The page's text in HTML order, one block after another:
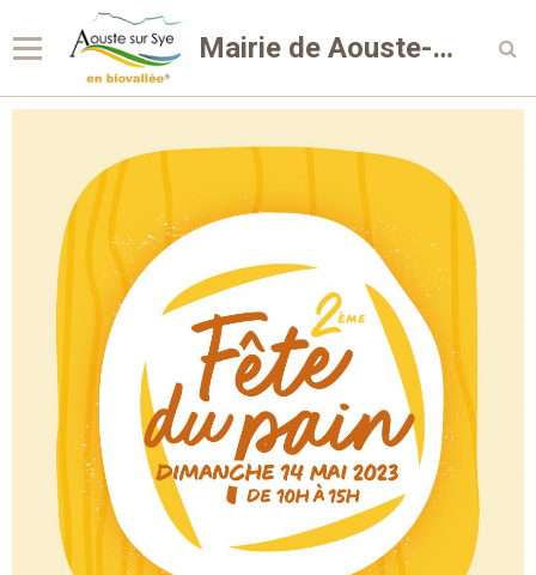
Mairie de Aouste-sur-Sye